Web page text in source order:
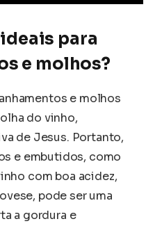
para
e molhos?
e molhos
do vinho,
de Jesus. Portanto,
e embutidos, como
com boa acidez,
pode ser uma
a gordura e